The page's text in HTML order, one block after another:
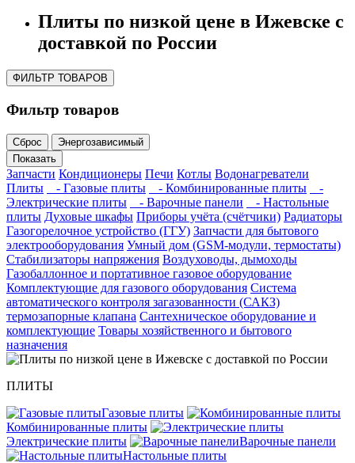
Плиты по низкой цене в Ижевске с
доставкой по России
ФИЛЬТР ТОВАРОВ
Фильтр товаров
Сброс
Энергозависимый
Показать
Запчасти Кондиционеры Печи Котлы Водонагреватели
Плиты
- Газовые плиты - Комбинированные плиты
-
Электрические плиты
- Варочные панели
- Настольные
плиты Духовые шкафы Приборы учёта (счётчики) Радиаторы
Газогорелочное устройство (ГГУ) Запчасти для бытового
электрооборудования Умный дом (GSM-модули, термостаты)
Cтабилизаторы напряжения Воздуховоды, дымоходы
Газобаллонное и портативное газовое оборудование
Комплектующие для газового оборудования Система
автоматического контроля загазованности (САКЗ)
термозапорные клапана Сантехническое оборудование и
комплектующие Товары хозяйственного и бытового
назначения
ПЛИТЫ
Газовые плиты
Комбинированные плиты
Электрические плиты
Варочные панели
Настольные плиты